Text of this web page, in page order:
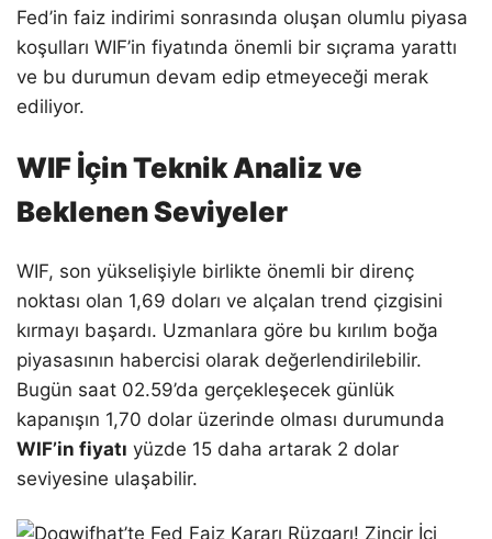
Fed’in faiz indirimi sonrasında oluşan olumlu piyasa
koşulları WIF’in fiyatında önemli bir sıçrama yarattı
ve bu durumun devam edip etmeyeceği merak
ediliyor.
WIF İçin Teknik Analiz ve
Beklenen Seviyeler
WIF, son yükselişiyle birlikte önemli bir direnç
noktası olan 1,69 doları ve alçalan trend çizgisini
kırmayı başardı. Uzmanlara göre bu kırılım boğa
piyasasının habercisi olarak değerlendirilebilir.
Bugün saat 02.59’da gerçekleşecek günlük
kapanışın 1,70 dolar üzerinde olması durumunda
WIF’in fiyatı yüzde 15 daha artarak 2 dolar
seviyesine ulaşabilir.